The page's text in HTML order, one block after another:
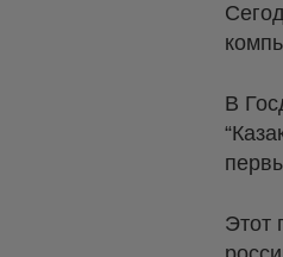
В
Этот